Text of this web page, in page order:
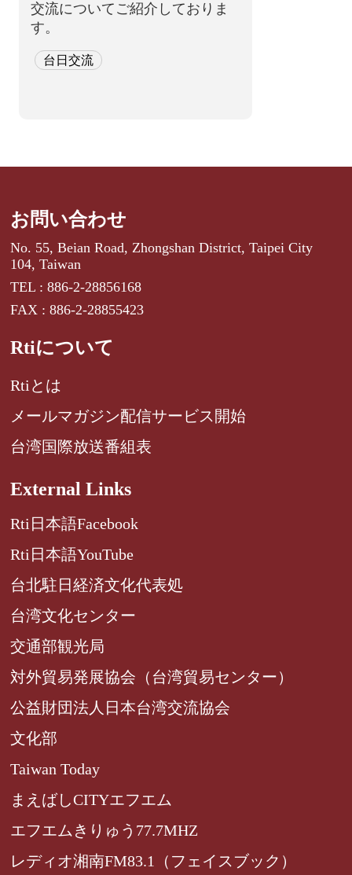
交流についてご紹介しておりま
す。
台日交流
お問い合わせ
No. 55, Beian Road, Zhongshan District, Taipei City
104, Taiwan
TEL : 886-2-28856168
FAX : 886-2-28855423
Rtiについて
Rtiとは
メールマガジン配信サービス開始
台湾国際放送番組表
External Links
Rti日本語Facebook
Rti日本語YouTube
台北駐日経済文化代表処
台湾文化センター
交通部観光局
対外貿易発展協会（台湾貿易センター）
公益財団法人日本台湾交流協会
文化部
Taiwan Today
まえばしCITYエフエム
エフエムきりゅう77.7MHZ
レディオ湘南FM83.1（フェイスブック）